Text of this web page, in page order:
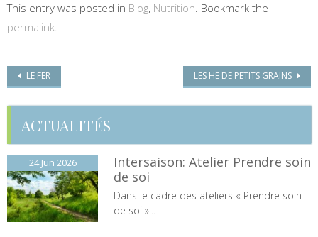
This entry was posted in Blog, Nutrition. Bookmark the
permalink.
Post navigation
LE FER LES HE DE PETITS GRAINS
ACTUALITÉS
24 Jun 2026
Intersaison: Atelier Prendre soin
de soi
Dans le cadre des ateliers « Prendre soin
de soi »...